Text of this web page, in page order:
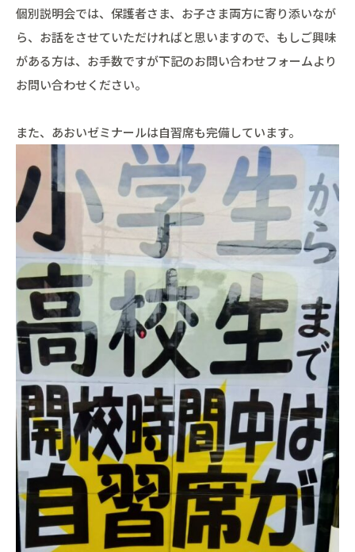
個別説明会では、保護者さま、お子さま両方に寄り添いなが
ら、お話をさせていただければと思いますので、もしご興味
がある方は、お手数ですが下記のお問い合わせフォームより
お問い合わせください。
また、あおいゼミナールは自習席も完備しています。